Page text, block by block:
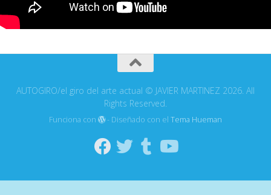
AUTOGIRO/el giro del arte actual © JAVIER MARTINEZ 2026. All
Rights Reserved.
Funciona con - Diseñado con elTema Hueman